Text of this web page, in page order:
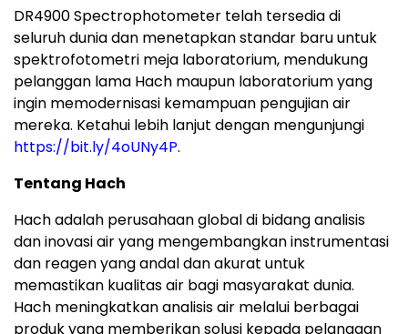
DR4900 Spectrophotometer telah tersedia di
seluruh dunia dan menetapkan standar baru untuk
spektrofotometri meja laboratorium, mendukung
pelanggan lama Hach maupun laboratorium yang
ingin memodernisasi kemampuan pengujian air
mereka. Ketahui lebih lanjut dengan mengunjungi
https://bit.ly/4oUNy4P.
Tentang Hach
Hach adalah perusahaan global di bidang analisis
dan inovasi air yang mengembangkan instrumentasi
dan reagen yang andal dan akurat untuk
memastikan kualitas air bagi masyarakat dunia.
Hach meningkatkan analisis air melalui berbagai
produk yang memberikan solusi kepada pelanggan